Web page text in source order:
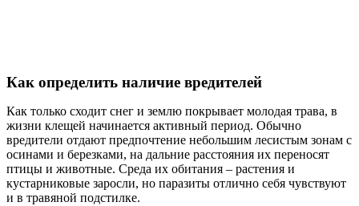
Как определить наличие вредителей
Как только сходит снег и землю покрывает молодая трава, в
жизни клещей начинается активный период. Обычно
вредители отдают предпочтение небольшим лесистым зонам с
осинами и березками, на дальние расстояния их переносят
птицы и животные. Среда их обитания – растения и
кустарниковые заросли, но паразиты отлично себя чувствуют
и в травяной подстилке.